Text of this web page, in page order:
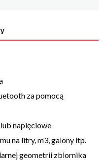
za pomocą
napięciowe
na litry, m3, galony itp.
geometrii zbiornika